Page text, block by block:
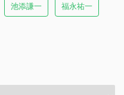
池添謙一 福永祐一